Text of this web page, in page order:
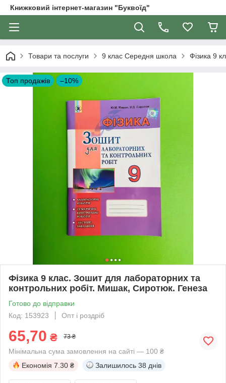
Книжковий інтернет-магазин "Буквоїд"
Товари та послуги 9 клас Середня школа Фізика 9
Топ продажів –10%
Фізика 9 клас. Зошит для лабораторних та
контрольних робіт. Мишак, Сиротюк. Генеза
Готово до відправки
Код: 153923
Опт і роздріб
65,70 ₴ 73 ₴
Мінімальна сума замовлення на сайті — 100 ₴
Економія 7.30 ₴ Залишилось 38 днів